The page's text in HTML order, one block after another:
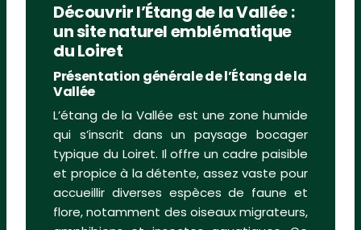
Découvrir l’Étang de la Vallée :
un site naturel emblématique
du Loiret
Présentation générale de l’Étang de la
Vallée
L’étang de la Vallée est une zone humide
qui s’inscrit dans un paysage bocager
typique du Loiret. Il offre un cadre paisible
et propice à la détente, assez vaste pour
accueillir diverses espèces de faune et
flore, notamment des oiseaux migrateurs,